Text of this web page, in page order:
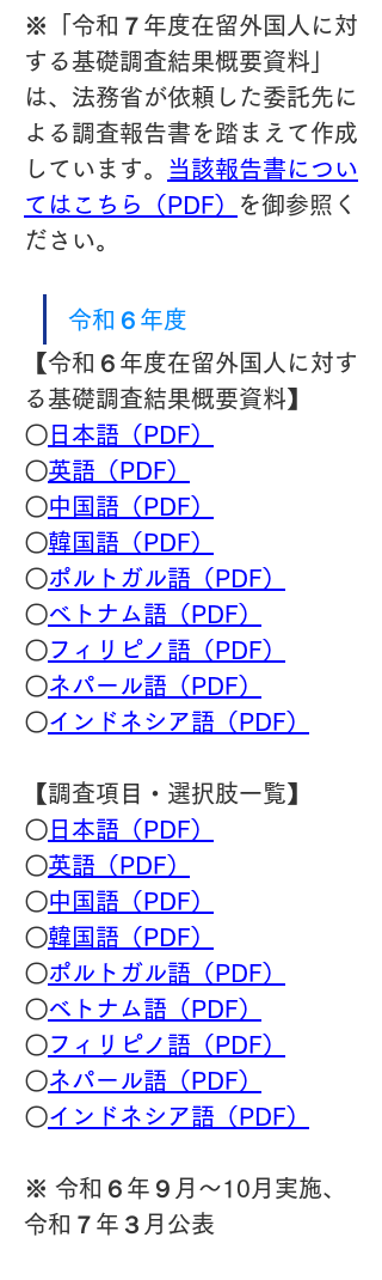
※「令和７年度在留外国人に対
する基礎調査結果概要資料」
は、法務省が依頼した委託先に
よる調査報告書を踏まえて作成
しています。 当該報告書につい
てはこちら（PDF）
を御参照く
ださい。
令和６年度
【令和６年度在留外国人に対す
る基礎調査結果概要資料】
〇 日本語（PDF）
〇英語（PDF）
〇中国語（PDF）
〇韓国語（PDF）
〇ポルトガル語（PDF）
〇ベトナム語（PDF）
〇フィリピノ語（PDF）
〇ネパール語（PDF）
〇インドネシア語（PDF）
【調査項目・選択肢一覧】
〇 日本語（PDF）
〇英語（PDF）
〇中国語（PDF）
〇韓国語（PDF）
〇ポルトガル語（PDF）
〇ベトナム語（PDF）
〇フィリピノ語（PDF）
〇ネパール語（PDF）
〇インドネシア語（PDF）
※ 令和６年９月～10月実施、
令和７年３月公表